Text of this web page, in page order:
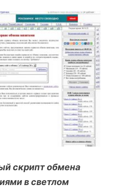
скрипт обмена
в светлом